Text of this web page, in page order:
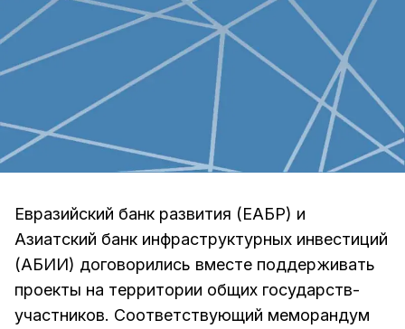
Евразийский банк развития (ЕАБР) и
Азиатский банк инфраструктурных инвестиций
(АБИИ) договорились вместе поддерживать
проекты на территории общих государств-
участников. Соответствующий меморандум